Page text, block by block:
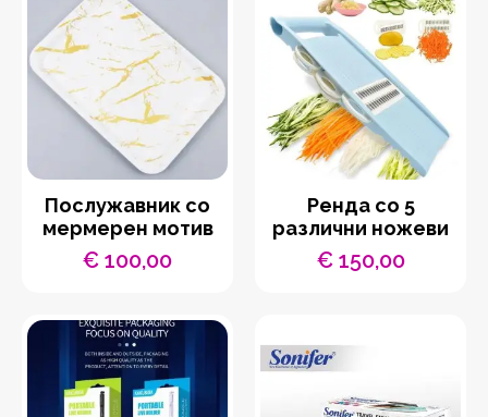
Послужавник со
мермерен мотив
€ 100,00
Ренда со 5
различни ножеви
€150,00